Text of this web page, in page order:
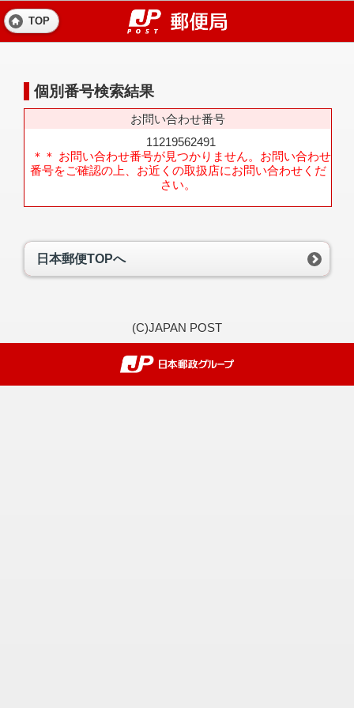
TOP
個別番号検索結果
お問い合わせ番号
11219562491
＊＊ お問い合わせ番号が見つかりません。お問い合わせ
番号をご確認の上、お近くの取扱店にお問い合わせくだ
さい。
日本郵便TOPへ
(C)JAPAN POST